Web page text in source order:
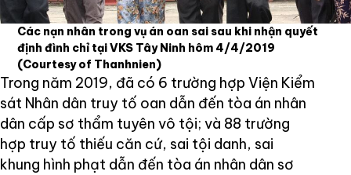
Các nạn nhân trong vụ án oan sai sau khi nhận quyết
định đình chỉ tại VKS Tây Ninh hôm 4/4/2019
(Courtesy of Thanhnien)
Trong năm 2019, đã có 6 trường hợp Viện Kiểm
sát Nhân dân truy tố oan dẫn đến tòa án nhân
dân cấp sơ thẩm tuyên vô tội; và 88 trường
hợp truy tố thiếu căn cứ, sai tội danh, sai
khung hình phạt dẫn đến tòa án nhân dân sơ